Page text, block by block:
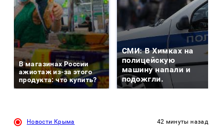
В магазинах России
ажиотаж из-за этого
продукта: что купить?
СМИ: В Химках на
полицейскую
машину напали и
подожгли.
Новости Крыма 42 минуты назад